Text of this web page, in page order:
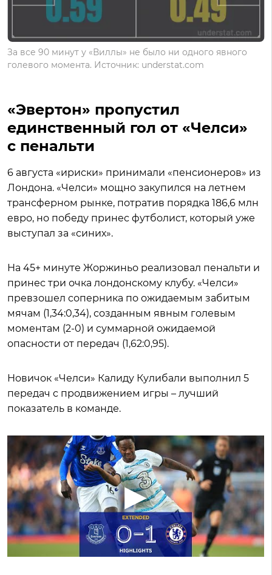
За все 90 минут у «Виллы» не было ни одного явного
голевого момента. Источник: understat.com
«Эвертон» пропустил
единственный гол от «Челси»
с пенальти
6 августа «ириски» принимали «пенсионеров» из
Лондона. «Челси» мощно закупился на летнем
трансферном рынке, потратив порядка 186,6 млн
евро, но победу принес футболист, который уже
выступал за «синих».
На 45+ минуте Жоржиньо реализовал пенальти и
принес три очка лондонскому клубу. «Челси»
превзошел соперника по ожидаемым забитым
мячам (1,34:0,34), созданным явным голевым
моментам (2-0) и суммарной ожидаемой
опасности от передач (1,62:0,95).
Новичок «Челси» Калиду Кулибали выполнил 5
передач с продвижением игры – лучший
показатель в команде.